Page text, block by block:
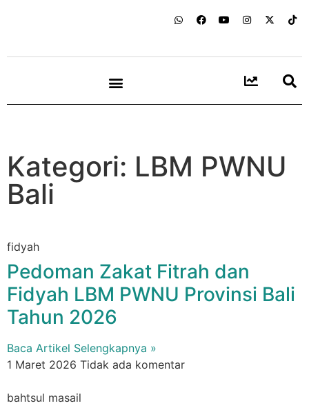
Kategori: LBM PWNU
Bali
fidyah
Pedoman Zakat Fitrah dan
Fidyah LBM PWNU Provinsi Bali
Tahun 2026
Baca Artikel Selengkapnya »
1 Maret 2026 Tidak ada komentar
bahtsul masail